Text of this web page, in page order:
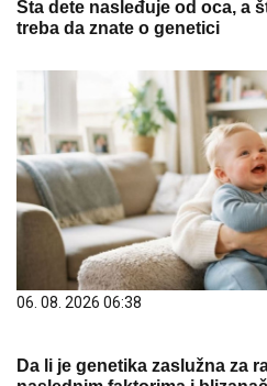
06. 08. 2026 06:38
Da li je genetika zaslužna za
naslednim faktorima i